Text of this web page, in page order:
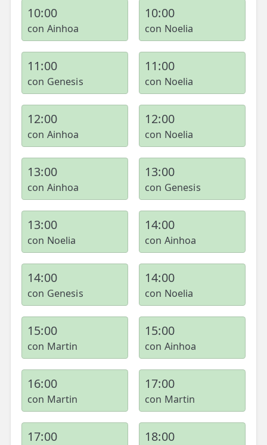
10:00
con Ainhoa
10:00
con Noelia
11:00
con Genesis
11:00
con Noelia
12:00
con Ainhoa
12:00
con Noelia
13:00
con Ainhoa
13:00
con Genesis
13:00
con Noelia
14:00
con Ainhoa
14:00
con Genesis
14:00
con Noelia
15:00
con Martin
15:00
con Ainhoa
16:00
con Martin
17:00
con Martin
17:00 18:00